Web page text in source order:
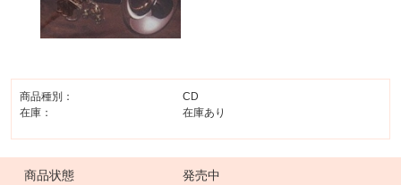
商品種別：
CD
在庫：
在庫あり
商品状態
発売中